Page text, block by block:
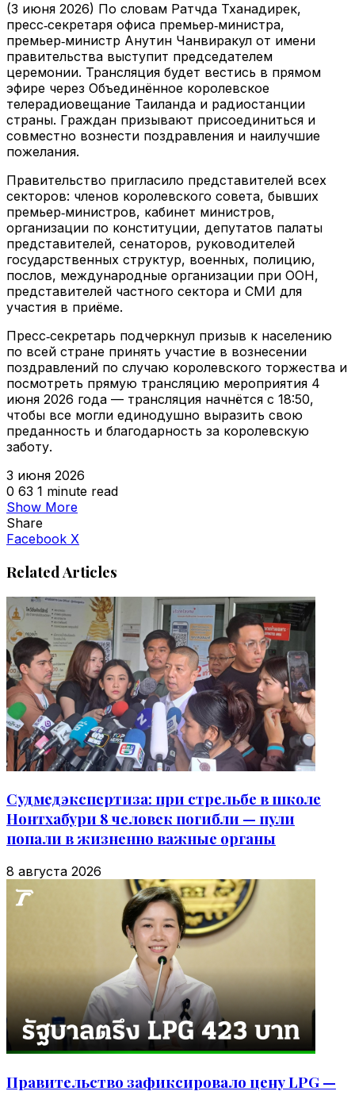
(3 июня 2026) По словам Ратчда Тханадирек,
пресс‑секретаря офиса премьер‑министра,
премьер‑министр Анутин Чанвиракул от имени
правительства выступит председателем
церемонии. Трансляция будет вестись в прямом
эфире через Объединённое королевское
телерадиовещание Таиланда и радиостанции
страны. Граждан призывают присоединиться и
совместно вознести поздравления и наилучшие
пожелания.
Правительство пригласило представителей всех
секторов: членов королевского совета, бывших
премьер‑министров, кабинет министров,
организации по конституции, депутатов палаты
представителей, сенаторов, руководителей
государственных структур, военных, полицию,
послов, международные организации при ООН,
представителей частного сектора и СМИ для
участия в приёме.
Пресс‑секретарь подчеркнул призыв к населению
по всей стране принять участие в вознесении
поздравлений по случаю королевского торжества и
посмотреть прямую трансляцию мероприятия 4
июня 2026 года — трансляция начнётся с 18:50,
чтобы все могли единодушно выразить свою
преданность и благодарность за королевскую
заботу.
3 июня 2026
0 63 1 minute read
Show More
Share
Facebook X
Related Articles
Судмедэкспертиза: при стрельбе в школе
Нонтхабури 8 человек погибли — пули
попали в жизненно важные органы
8 августа 2026
Правительство зафиксировало цену LPG —